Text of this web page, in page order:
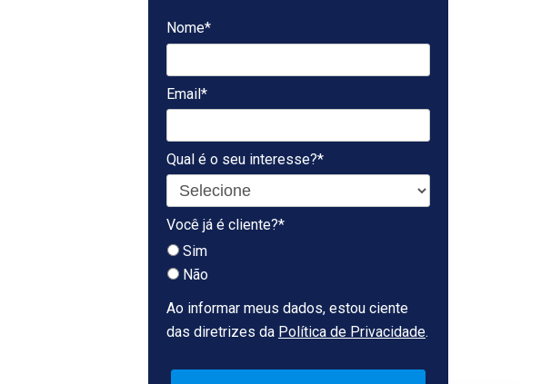
Nome*
Email*
Qual é o seu interesse?*
Você já é cliente?*
Sim
Não
Ao informar meus dados, estou ciente
das diretrizes da Política de Privacidade.